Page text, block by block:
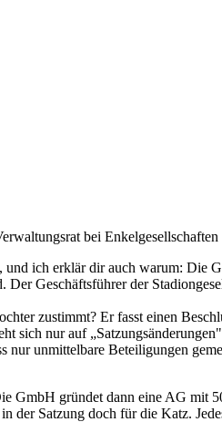
bei Enkelgesellschaften
ich erklär dir auch warum: Die
Geschäftsführer der
zustimmt? Er fasst einen
sich nur auf
nur unmittelbare Beteiligungen
GmbH gründet dann eine AG mit
der Satzung doch für die Katz.